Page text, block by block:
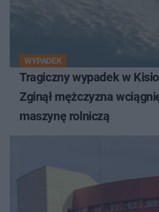
WYPADEK
Tragiczny wypadek w
Zginął mężczyzna
maszynę rolniczą